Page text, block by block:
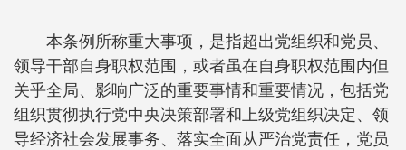
本条例所称重大事项，是指超出党组织和党员、
领导干部自身职权范围，或者虽在自身职权范围内但
关乎全局、影响广泛的重要事情和重要情况，包括党
组织贯彻执行党中央决策部署和上级党组织决定、领
导经济社会发展事务、落实全面从严治党责任，党员